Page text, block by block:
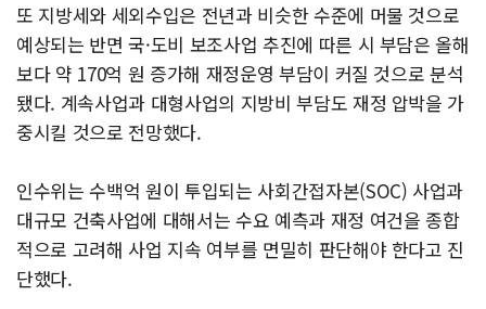
또 지방세와 세외수입은 전년과 비슷한 수준에 머물 것으로
예상되는 반면 국·도비 보조사업 추진에 따른 시 부담은 올해
보다 약 170억 원 증가해 재정운영 부담이 커질 것으로 분석
됐다. 계속사업과 대형사업의 지방비 부담도 재정 압박을 가
중시킬 것으로 전망했다.
인수위는 수백억 원이 투입되는 사회간접자본(SOC) 사업과
대규모 건축사업에 대해서는 수요 예측과 재정 여건을 종합
적으로 고려해 사업 지속 여부를 면밀히 판단해야 한다고 진
단했다.